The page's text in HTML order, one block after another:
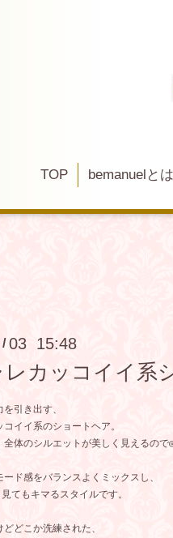
TOP bemanuelとは
/03 15:48
レカッコイイ系
引き出す、
イイ系のショートヘア。
全体のシルエットが美しく見えるので
ド感をバランスよくミックスし、
てもキマるスタイルです。
どこか洗練された、